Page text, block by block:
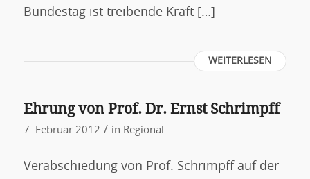
Bundestag ist treibende Kraft […]
WEITERLESEN
Ehrung von Prof. Dr. Ernst Schrimpff
7. Februar 2012 / in Regional
Verabschiedung von Prof. Schrimpff auf der